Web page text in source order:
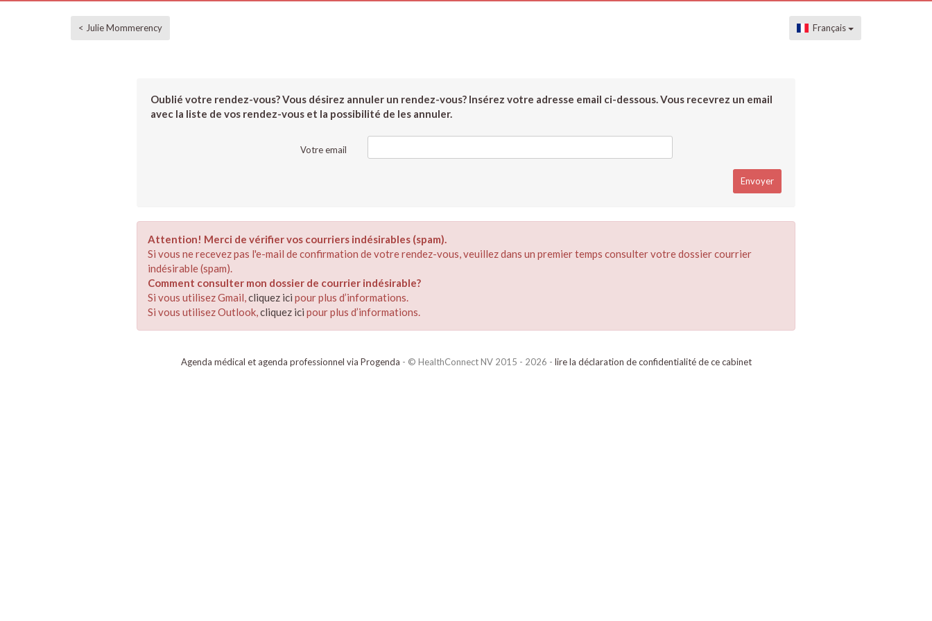
< Julie Mommerency Français
Oublié votre rendez-vous? Vous désirez annuler un rendez-vous? Insérez votre adresse email ci-dessous. Vous recevrez un email
avec la liste de vos rendez-vous et la possibilité de les annuler.
Votre email
Attention! Merci de vérifier vos courriers indésirables (spam).
Si vous ne recevez pas l'e-mail de confirmation de votre rendez-vous, veuillez dans un premier temps consulter votre dossier courrier
indésirable (spam).
Comment consulter mon dossier de courrier indésirable?
Si vous utilisez Gmail,cliquez ici pour plus d’informations.
Si vous utilisez Outlook,cliquez ici pour plus d’informations.
Agenda médical et agenda professionnel via Progenda - © HealthConnect NV 2015 - 2026 - lire la déclaration de confidentialité de ce cabinet